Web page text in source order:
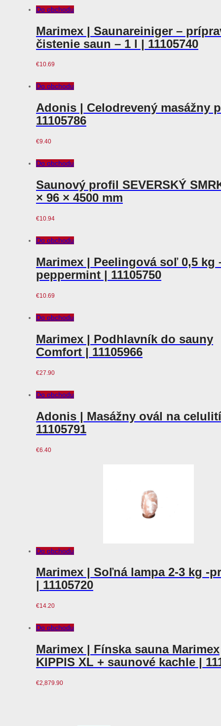
Do obchodu
Marimex | Saunareiniger –
čistenie saun – 1 l | 11105740
€10.69
Do obchodu
Adonis | Celodrevený masážny
11105786
€9.40
Do obchodu
Saunový profil SEVERSKÝ
× 96 × 4500 mm
€10.94
Do obchodu
Marimex | Peelingová soľ 0,5 kg
peppermint | 11105750
€10.69
Do obchodu
Marimex | Podhlavník do sauny
Comfort | 11105966
€27.90
Do obchodu
Adonis | Masážny ovál na
11105791
€6.40
Do obchodu
Marimex | Soľná lampa 2-3 kg -
| 11105720
€14.20
Do obchodu
Marimex | Fínska sauna Marimex
KIPPIS XL + saunové kachle |
€2,879.90